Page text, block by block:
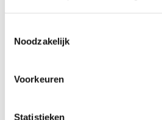
Noodzakelijk
Voorkeuren
Statistieken